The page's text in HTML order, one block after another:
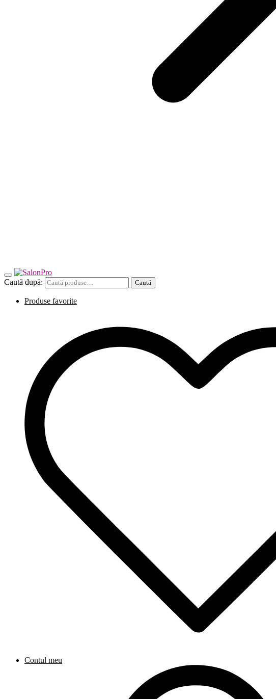
Caută după: Caută
Produse favorite
Contul meu